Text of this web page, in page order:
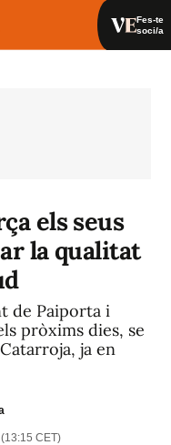
Fes-te
soci/a
els seus
la qualitat
de Paiporta i
pròxims dies, se
ja en
CET)